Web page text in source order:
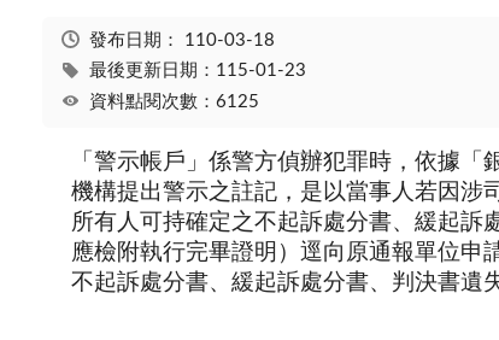
發布日期： 110-03-18
最後更新日期：115-01-23
資料點閱次數：6125
「警示帳戶」係警方偵辦犯罪時，依據
機構提出警示之註記，是以當事人若因涉
所有人可持確定之不起訴處分書、緩起訴
應檢附執行完畢證明）逕向原通報單位申
不起訴處分書、緩起訴處分書、判決書遺